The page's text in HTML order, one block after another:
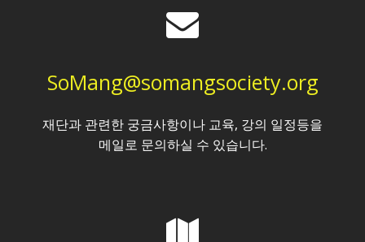
SoMang@somangsociety.org
재단과 관련한 궁금사항이나 교육, 강의 일정등을
메일로 문의하실 수 있습니다.